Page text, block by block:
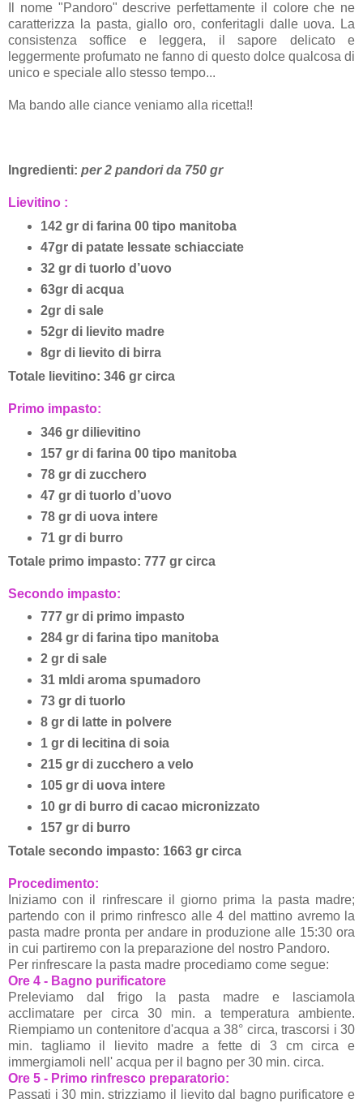
Il nome "Pandoro" descrive perfettamente il colore che ne
caratterizza la pasta, giallo oro, conferitagli dalle uova. La
consistenza soffice e leggera, il sapore delicato e
leggermente profumato ne fanno di questo dolce qualcosa di
unico e speciale allo stesso tempo...
Ma bando alle ciance veniamo alla ricetta!!
Ingredienti: per 2 pandori da 750 gr
Lievitino :
142 gr di farina 00 tipo manitoba
47gr di patate lessate schiacciate
32 gr di tuorlo d’uovo
63gr di acqua
2gr di sale
52gr di lievito madre
8gr di lievito di birra
Totale lievitino: 346 gr circa
Primo impasto:
346 gr dilievitino
157 gr di farina 00 tipo manitoba
78 gr di zucchero
47 gr di tuorlo d’uovo
78 gr di uova intere
71 gr di burro
Totale primo impasto: 777 gr circa
Secondo impasto:
777 gr di primo impasto
284 gr di farina tipo manitoba
2 gr di sale
31 ml di aroma spumadoro
73 gr di tuorlo
8 gr di latte in polvere
1 gr di lecitina di soia
215 gr di zucchero a velo
105 gr di uova intere
10 gr di burro di cacao micronizzato
157 gr di burro
Totale secondo impasto: 1663 gr circa
Procedimento:
Iniziamo con il rinfrescare il giorno prima la pasta madre;
partendo con il primo rinfresco alle 4 del mattino avremo la
pasta madre pronta per andare in produzione alle 15:30 ora
in cui partiremo con la preparazione del nostro Pandoro.
Per rinfrescare la pasta madre procediamo come segue:
Ore 4 - Bagno purificatore
Preleviamo dal frigo la pasta madre e lasciamola
acclimatare per circa 30 min. a temperatura ambiente.
Riempiamo un contenitore d'acqua a 38° circa, trascorsi i 30
min. tagliamo il lievito madre a fette di 3 cm circa e
immergiamoli nell' acqua per il bagno per 30 min. circa.
Ore 5 - Primo rinfresco preparatorio:
Passati i 30 min. strizziamo il lievito dal bagno purificatore e